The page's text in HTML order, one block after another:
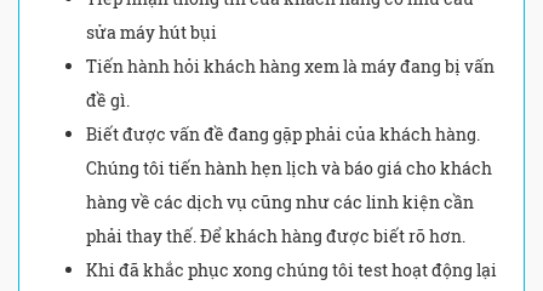
sửa máy hút bụi
Tiến hành hỏi khách hàng xem là máy đang bị vấn
đề gì.
Biết được vấn đề đang gặp phải của khách hàng.
Chúng tôi tiến hành hẹn lịch và báo giá cho khách
hàng về các dịch vụ cũng như các linh kiện cần
phải thay thế. Để khách hàng được biết rõ hơn.
Khi đã khắc phục xong chúng tôi test hoạt động lại